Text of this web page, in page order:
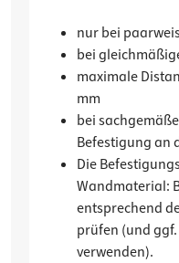
nur bei
bei
maximale
mm
bei
Befestigung an
Die
Wandmaterial:
entsprechend
prüfen (und
verwenden).